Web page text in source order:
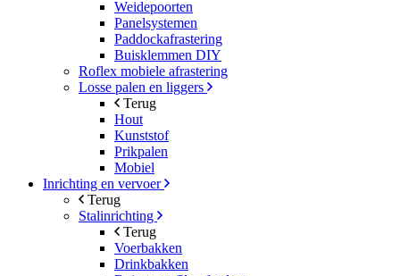
Weidepoorten
Panelsystemen
Paddockafrastering
Buisklemmen DIY
Roflex mobiele afrastering
Losse palen en liggers
Terug
Hout
Kunststof
Prikpalen
Mobiel
Inrichting en vervoer
Terug
Stalinrichting
Terug
Voerbakken
Drinkbakken